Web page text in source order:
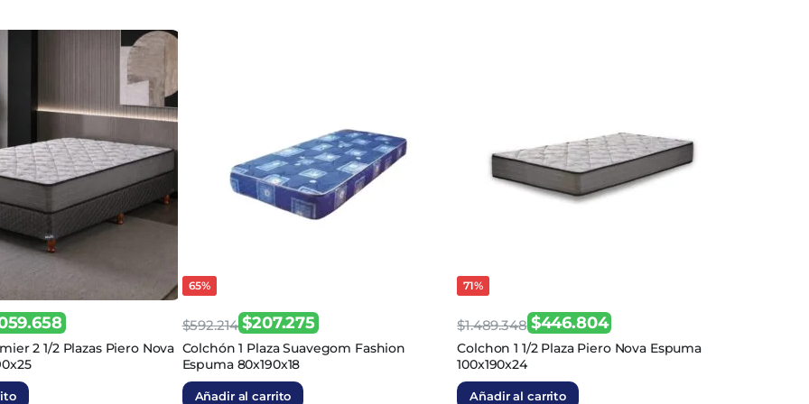
2 1/2 Plazas Piero Nova
65%
$592.214
El
precio
original
$207.275
El
precio
actual
Colchón 1 Plaza Suavegom Fashion
Espuma 80x190x18
Añadir al carrito
71%
$1.489.348
El
precio
original
$446.804
El
precio
actual
Colchon 1 1/2 Plaza Piero Nova Espuma
100x190x24
Añadir al carrito